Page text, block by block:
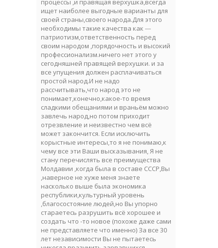
ищет наиболее выгодные варианты для
своей страны,своего народа.Для этого
необходимы такие качества как ---
патриотизм,ответственность перед
своим народом ,порядочность и высокий
профессионализм.ничего нет этого у
сегодняшней правящей верхушки. и за
все упущения должен расплачиваться
простой народ.И не надо
рассчитывать,что народ это не
понимает,конечно,какое-то время
сладкими обещаниями и враньём можно
завлечь народ,но потом приходит
отрезвление и неизвестно чем всё
может закончится. Если исключить
корыстные интересы,то я не понимаю,к
чему все эти Ваши высказывания, Я не
стану перечислять все преимущества
Молдавии ,когда была в составе СССР,Вы
,наверное не хуже меня знаете
насколько выше была экономика
республики,культурный уровень
,благосостояние людей,но Вы упорно
стараетесь разрушить всё хорошее и
создать что -то новое (похоже даже сами
не представляете что именно) За все 30
лет независимости Вы не пытаетесь